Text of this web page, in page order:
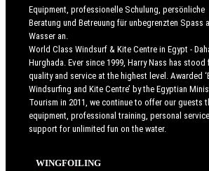
Equipment, professionelle Schulung, persönliche
Beratung und Betreuung für unbegrenzten Spass
Wasser an.
World Class Windsurf & Kite Centre in Egypt -
Hurghada. Ever since 1999, Harry Nass has stood
quality and service at the highest level. Awarded
Windsurfing and Kite Centre’ by the Egyptian
Tourism in 2011, we continue to offer our guests
equipment, professional training, personal
support for unlimited fun on the water.
WINGFOILING